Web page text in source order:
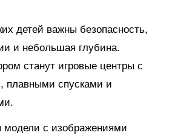
детей важны безопасность,
и небольшая глубина.
станут игровые центры с
плавными спусками и
с изображениями